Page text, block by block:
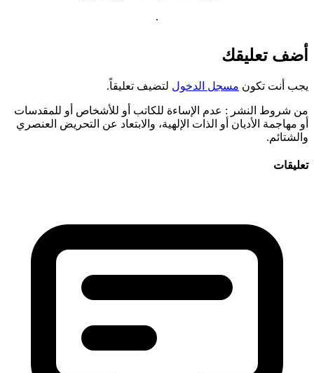
.
أضف تعليقك
يجب أنت تكون مسجل الدخول لتضيف تعليقاً.
من شروط النشر : عدم الإساءة للكاتب أو للأشخاص أو للمقدسات
أو مهاجمة الأديان أو الذات الإلهية، والابتعاد عن التحريض العنصري
والشتائم.
تعليقات